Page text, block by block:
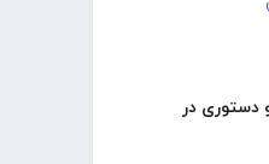
دستوری در